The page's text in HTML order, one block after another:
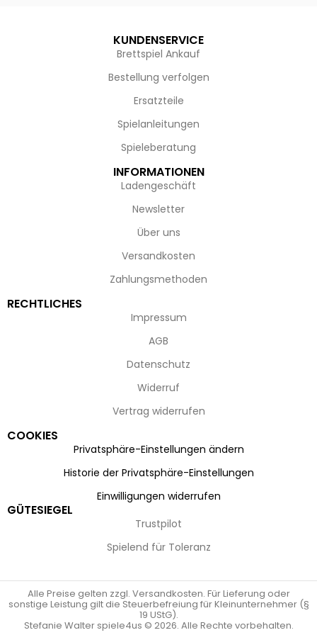
KUNDENSERVICE
Brettspiel Ankauf
Bestellung verfolgen
Ersatzteile
Spielanleitungen
Spieleberatung
INFORMATIONEN
Ladengeschäft
Newsletter
Über uns
Versandkosten
Zahlungsmethoden
RECHTLICHES
Impressum
AGB
Datenschutz
Widerruf
Vertrag widerrufen
COOKIES
Privatsphäre-Einstellungen ändern
Historie der Privatsphäre-Einstellungen
Einwilligungen widerrufen
GÜTESIEGEL
Trustpilot
Spielend für Toleranz
Alle Preise gelten zzgl. Versandkosten. Für Lieferung oder
sonstige Leistung gilt die Steuerbefreiung für Kleinunternehmer (§
19 UStG).
Stefanie Walter spiele4us © 2026. Alle Rechte vorbehalten.